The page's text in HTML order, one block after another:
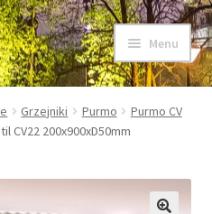
Menu
Grzejniki Purmo
Purmo CV
CV22 200x900xD50mm